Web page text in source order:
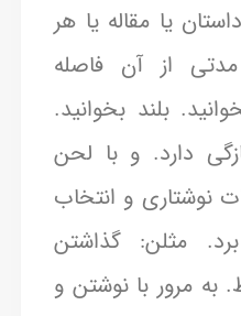
یا مقاله یا هر
از آن فاصله
بلند بخوانید.
دارد. و با لحن
نوشتاری و انتخاب
مثلن: گذاشتن
به مرور با نوشتن و